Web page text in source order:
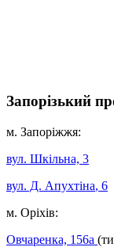
Запорізький
м. Запоріжжя:
вул. Шкільна, 3
вул. Д. Апухтіна, 6
м. Оріхів:
Овчаренка, 156а